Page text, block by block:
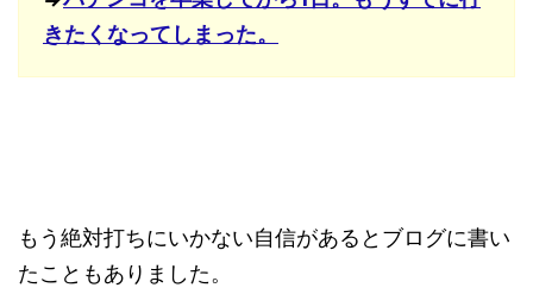
きたくなってしまった。
もう絶対打ちにいかない自信があるとブログに書い
たこともありました。